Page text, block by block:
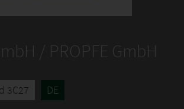
/ PROPFE GmbH
3C27 DE